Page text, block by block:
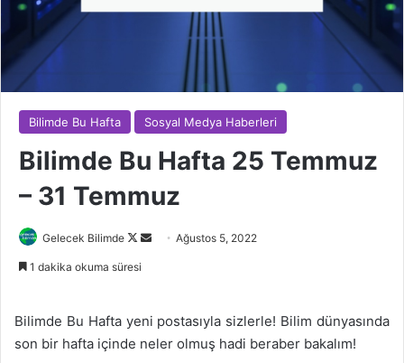
Bilimde Bu Hafta Sosyal Medya Haberleri
Bilimde Bu Hafta 25 Temmuz
– 31 Temmuz
Gelecek Bilimde
Follow
Bir
Ağustos 5, 2022
1 dakika okuma süresi
Bilimde Bu Hafta yeni postasıyla sizlerle! Bilim dünyasında
son bir hafta içinde neler olmuş hadi beraber bakalım!